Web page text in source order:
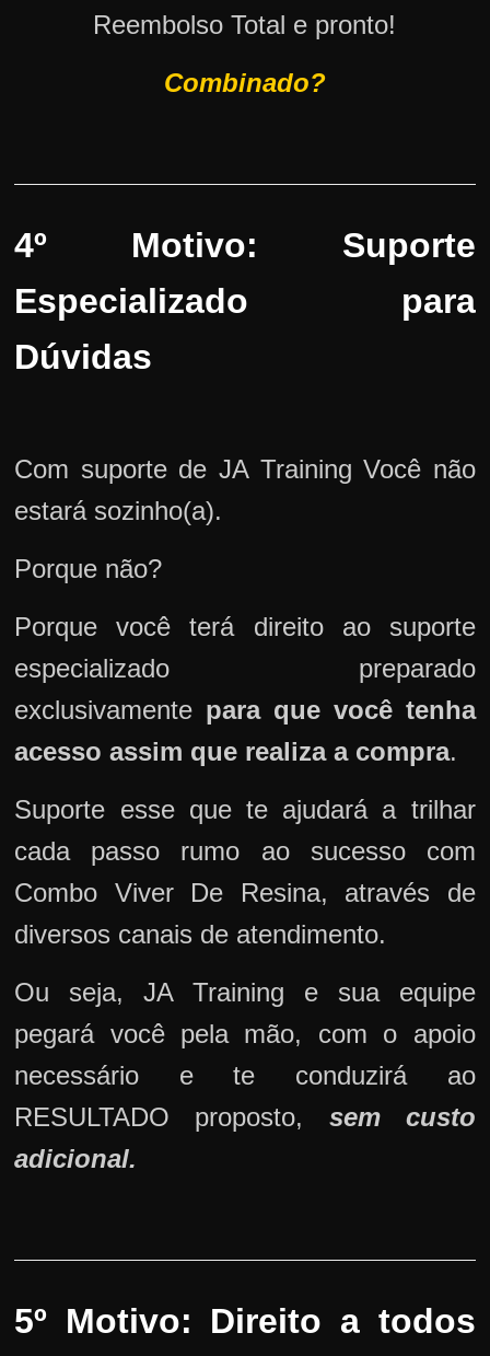
Reembolso Total e pronto!
Combinado?
4º Motivo: Suporte
Especializado para
Dúvidas
Com suporte de JA Training Você não
estará sozinho(a).
Porque não?
Porque você terá direito ao suporte
especializado preparado
exclusivamente para que você tenha
acesso assim que realiza a compra.
Suporte esse que te ajudará a trilhar
cada passo rumo ao sucesso com
Combo Viver De Resina, através de
diversos canais de atendimento.
Ou seja, JA Training e sua equipe
pegará você pela mão, com o apoio
necessário e te conduzirá ao
RESULTADO proposto, sem custo
adicional.
5º Motivo: Direito a todos